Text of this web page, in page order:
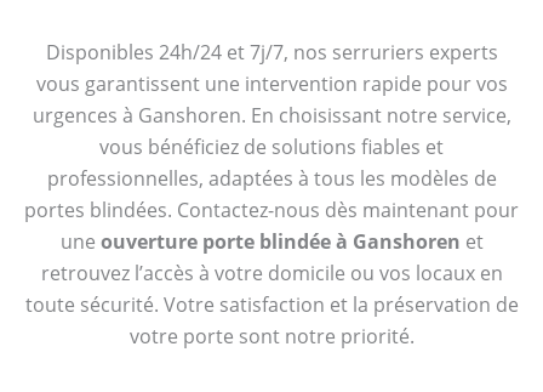
Disponibles 24h/24 et 7j/7, nos serruriers experts
vous garantissent une intervention rapide pour vos
urgences à Ganshoren. En choisissant notre service,
vous bénéficiez de solutions fiables et
professionnelles, adaptées à tous les modèles de
portes blindées. Contactez-nous dès maintenant pour
une ouverture porte blindée à Ganshoren et
retrouvez l’accès à votre domicile ou vos locaux en
toute sécurité. Votre satisfaction et la préservation de
votre porte sont notre priorité.